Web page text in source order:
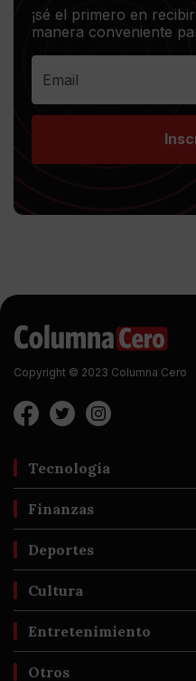
¡sé el primero en
manera conveniente
Copyright © 2023 Columna Cero
Tecnología
Finanzas
Deportes
Cultura
Entretenimiento
Otros